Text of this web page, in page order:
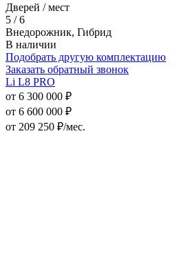
Дверей / мест
5 / 6
Внедорожник, Гибрид
В наличии
Подобрать другую комплектацию
Заказать обратный звонок
Li L8 PRO
от 6 300 000 ₽
от 6 600 000 ₽
от 209 250 ₽/мес.